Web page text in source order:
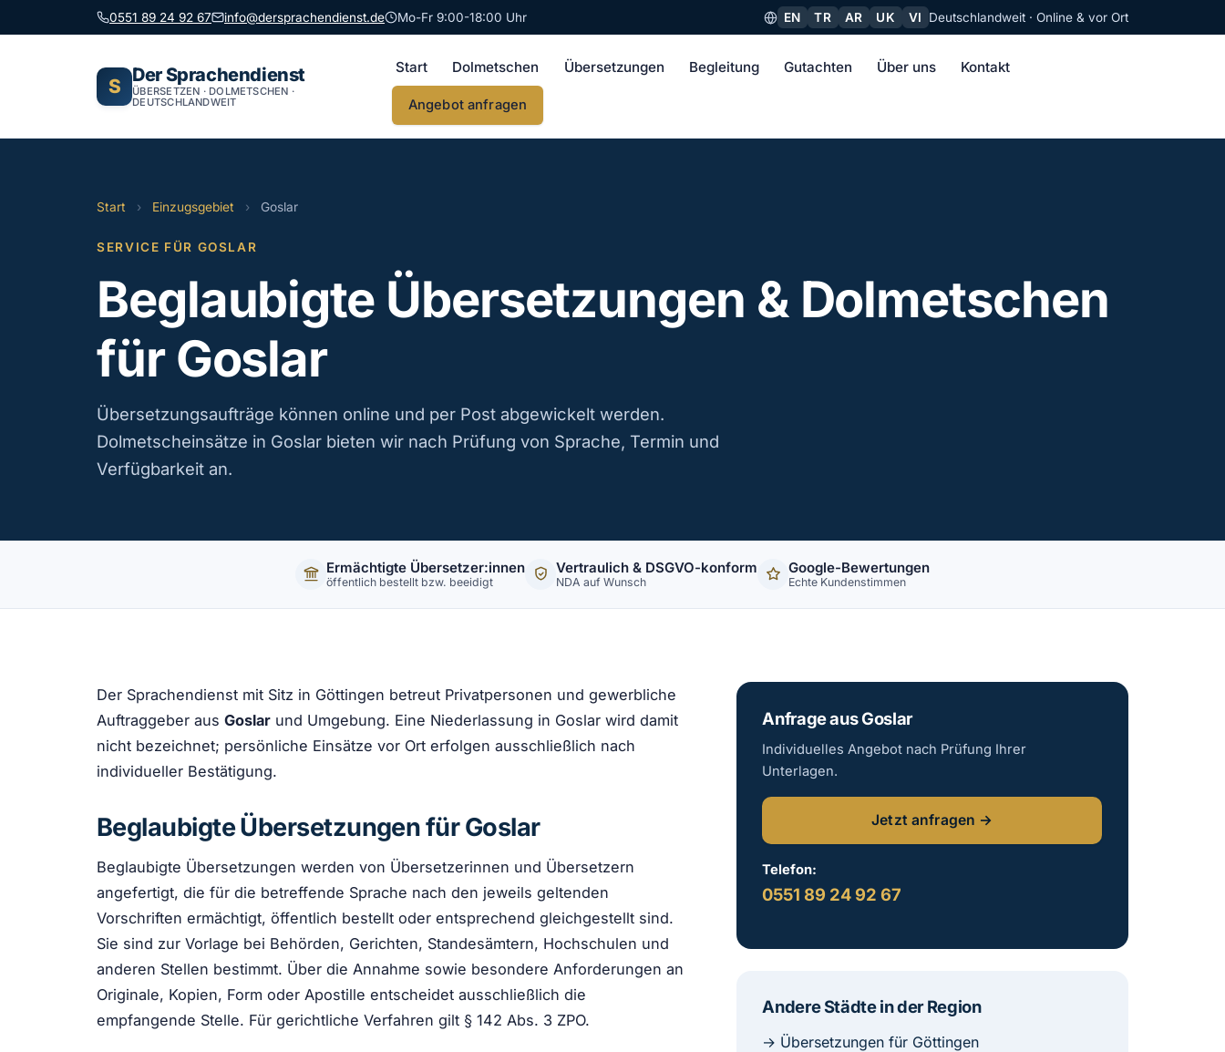
0551 89 24 92 67 info@dersprachendienst.de Mo-Fr 9:00-18:00 Uhr EN TR AR UK VI Deutschlandweit · Online & vor Ort
S Der Sprachendienst
ÜBERSETZEN · DOLMETSCHEN ·
DEUTSCHLANDWEIT
Start Dolmetschen Übersetzungen Begleitung Gutachten Über uns Kontakt
Angebot anfragen
Start › Einzugsgebiet › Goslar
SERVICE FÜR GOSLAR
Beglaubigte Übersetzungen & Dolmetschen
für Goslar
Übersetzungsaufträge können online und per Post abgewickelt werden.
Dolmetscheinsätze in Goslar bieten wir nach Prüfung von Sprache, Termin und
Verfügbarkeit an.
Ermächtigte Übersetzer:innen
öffentlich bestellt bzw. beeidigt
Vertraulich & DSGVO-konform
NDA auf Wunsch
Google-Bewertungen
Echte Kundenstimmen
Der Sprachendienst mit Sitz in Göttingen betreut Privatpersonen und gewerbliche
Auftraggeber aus Goslar und Umgebung. Eine Niederlassung in Goslar wird damit
nicht bezeichnet; persönliche Einsätze vor Ort erfolgen ausschließlich nach
individueller Bestätigung.
Beglaubigte Übersetzungen für Goslar
Beglaubigte Übersetzungen werden von Übersetzerinnen und Übersetzern
angefertigt, die für die betreffende Sprache nach den jeweils geltenden
Vorschriften ermächtigt, öffentlich bestellt oder entsprechend gleichgestellt sind.
Sie sind zur Vorlage bei Behörden, Gerichten, Standesämtern, Hochschulen und
anderen Stellen bestimmt. Über die Annahme sowie besondere Anforderungen an
Originale, Kopien, Form oder Apostille entscheidet ausschließlich die
empfangende Stelle. Für gerichtliche Verfahren gilt § 142 Abs. 3 ZPO.
Anfrage aus Goslar
Individuelles Angebot nach Prüfung Ihrer
Unterlagen.
Jetzt anfragen →
Telefon:
0551 89 24 92 67
Andere Städte in der Region
→ Übersetzungen für Göttingen